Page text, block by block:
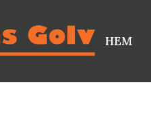
HEM